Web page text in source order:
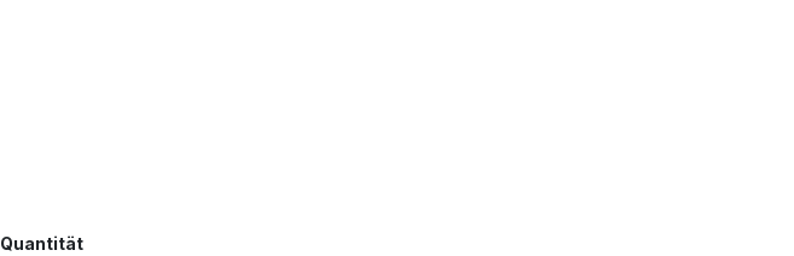
Quantität